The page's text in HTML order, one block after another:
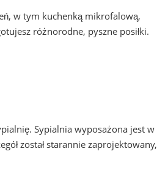
w tym kuchenką mikrofalową,
różnorodne, pyszne posiłki.
Sypialnia wyposażona jest w
został starannie zaprojektowany,